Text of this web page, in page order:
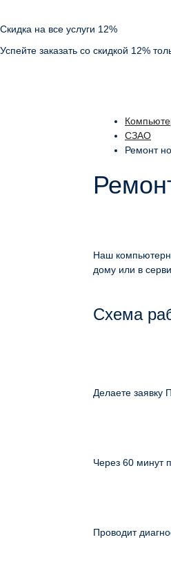
Скидка на все услуги 12%
Успейте заказать со скидкой 12%
СЗАО
Ремонт
Наш
дому или в
Схема
Делаете заявку
Через 60 минут
Проводит